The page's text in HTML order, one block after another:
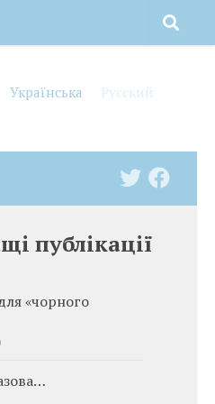
Українська Русский
публікації
«чорного